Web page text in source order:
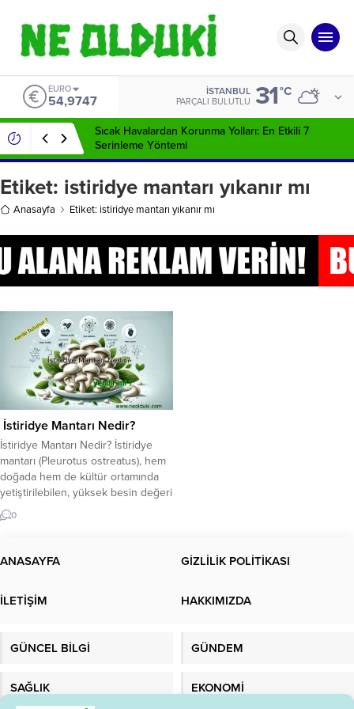
EURO
54,9747
İSTANBUL
PARÇALI BULUTLU 31°C
Sıcak Havalardan Korunma Yolları: En Etkili 7
Serinleme Yöntemi
Etiket: istiridye mantarı yıkanır mı
Anasayfa Etiket: istiridye mantarı yıkanır mı
İstiridye Mantarı Nedir?
İstiridye Mantarı Nedir? İstiridye
mantarı (Pleurotus ostreatus), hem
doğada hem de kültür ortamında
yetiştirilebilen, yüksek besin değeri
ve sağlık yararlarıyla dikkat çeken
bir mantar türüdür. Şapka kısmı
ismi almıştır. Etli yapısı, düşük
diyetlerin yıldızıdır. Besin profiline
0
ANASAYFA GİZLİLİK POLİTİKASI
İLETİŞİM HAKKIMIZDA
GÜNCEL BİLGİ GÜNDEM
SAĞLIK EKONOMİ